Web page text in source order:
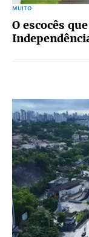
MUITO
O escocês